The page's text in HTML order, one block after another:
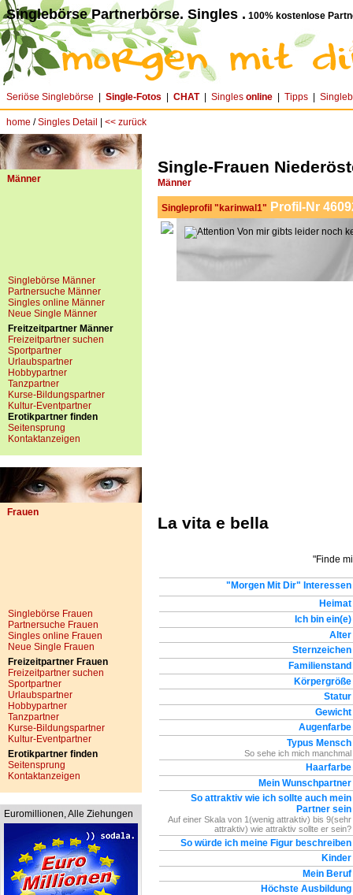
Singlebörse Partnerbörse. Singles . 100% kostenlose
Seriöse Singlebörse Single-Fotos CHAT| Singles online Tipps
home /Singles Detail << zurück
Männer
Singlebörse Männer
Partnersuche Männer
Singles online Männer
Neue Single Männer
Freitzeitpartner Männer
Freizeitpartner suchen
Sportpartner
Urlaubspartner
Hobbypartner
Tanzpartner
Kurse-Bildungspartner
Kultur-Eventpartner
Erotikpartner finden
Seitensprung
Kontaktanzeigen
Frauen
Singlebörse Frauen
Partnersuche Frauen
Singles online Frauen
Neue Single Frauen
Freizeitpartner Frauen
Freizeitpartner suchen
Sportpartner
Urlaubspartner
Hobbypartner
Tanzpartner
Kurse-Bildungspartner
Kultur-Eventpartner
Erotikpartner finden
Seitensprung
Kontaktanzeigen
Euromillionen, Alle Ziehungen
Single-Frauen
Männer
Singleprofil "karinwal1" Profil-Nr
Von mir gibts leider noch
La vita e bella
"Finde
"Morgen Mit Dir" Interessen
Heimat
Ich bin ein(e)
Alter
Sternzeichen
Familienstand
Körpergröße
Statur
Gewicht
Augenfarbe
Typus Mensch
So sehe ich mich manchmal
Haarfarbe
Mein Wunschpartner
So attraktiv wie ich sollte auch mein
Partner sein
Auf einer Skala von 1(wenig attraktiv) bis 9(sehr
attraktiv) wie attraktiv sollte er sein?
So würde ich meine Figur beschreiben
Kinder
Mein Beruf
Höchste Ausbildung